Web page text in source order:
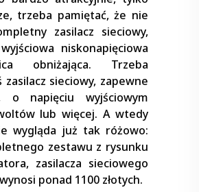
trzeba pamiętać, że nie
zasilacz sieciowy,
niskonapięciowa
obniżająca. Trzeba
zasilacz sieciowy, zapewne
o napięciu wyjściowym
lub więcej. A wtedy
wygląda już tak różowo:
zestawu z rysunku
zasilacza sieciowego
ponad 1100 złotych.